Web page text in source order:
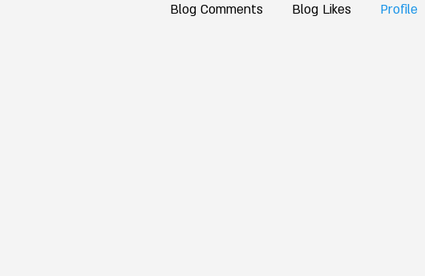
Profile
Blog Likes
Blog Comments